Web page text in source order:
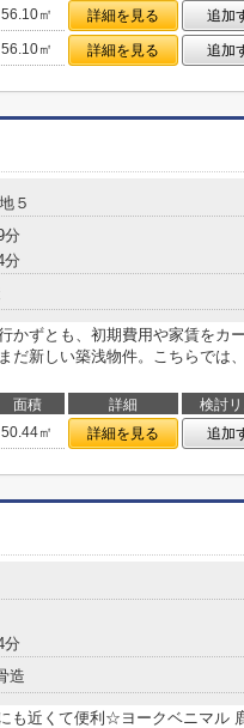
56.10㎡ 詳細を見る
追加
56.10㎡ 詳細を見る 追加
５
分
分
かずとも、初期費用や家賃をカ
だ新しい築浅物件。こちらでは
面積 詳細
検討リ
50.44㎡ 詳細を見る 追加
分
造
も近くて便利☆ヨークベニマル